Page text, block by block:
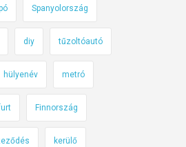
Spanyolország
diy tűzoltóautó
hülyenév metró
Finnország
kerülő